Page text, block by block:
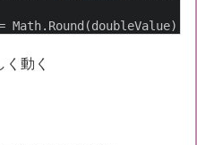
Math.Round(doubleValue);
動く